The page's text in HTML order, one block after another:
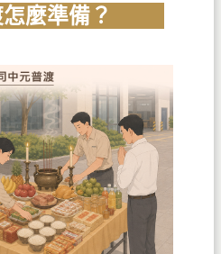
麼準備？